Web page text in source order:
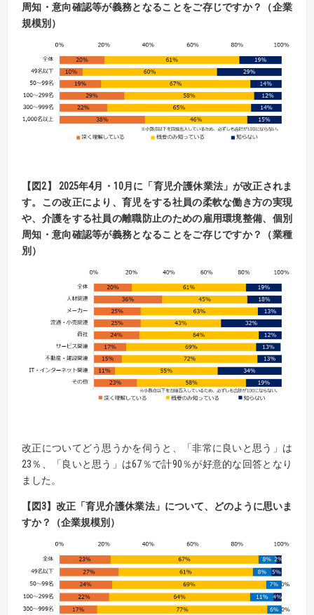
周知・意向確認等が義務となることをご存じですか？（企業
規模別）
【 図2】 2025年4月・ 10月に「育児介護休業法」が改正されま
す。この改正により、育児をする社員の柔軟な働き方の実現
や、介護をする社員の離職防止のための雇用環境整備、 個別
周知・意向確認等が義務となることをご存じですか？（業種
別）
改正についてどう思うかを伺うと、「非常に良いと思う」は
23％、「良いと思う」は67％で計90％が好意的な回答となり
ました。
【 図3】改正「育児介護休業法」について、どのように思いま
すか？ （企業規模別）